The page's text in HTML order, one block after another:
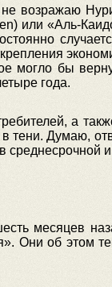
возражаю
или «Аль-
могло бы
года.
а
тени. Думаю,
месяцев
Они об этом